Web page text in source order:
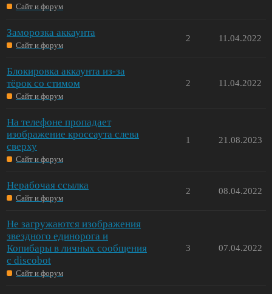
Сайт и форум
Заморозка аккаунта
Сайт и форум
2 11.04.2022
Блокировка аккаунта из-за
тёрок со стимом
Сайт и форум
2 11.04.2022
На телефоне пропадает
изображение кроссаута слева
сверху
Сайт и форум
1 21.08.2023
Нерабочая ссылка
Сайт и форум
2 08.04.2022
Не загружаются изображения
звездного единорога и
Копибары в личных сообщения
с discobot
Сайт и форум
3 07.04.2022